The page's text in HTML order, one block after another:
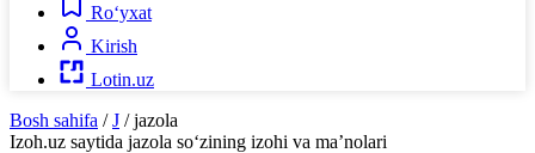
Ro‘yxat
Kirish
Lotin.uz
Bosh sahifa / J / jazola
Izoh.uz saytida jazola so‘zining izohi va ma’nolari